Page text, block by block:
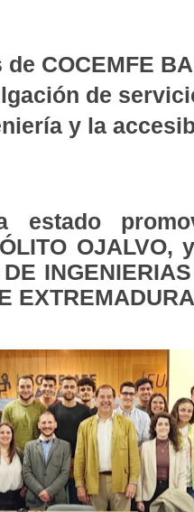
COCEMFE
de
y la
estado